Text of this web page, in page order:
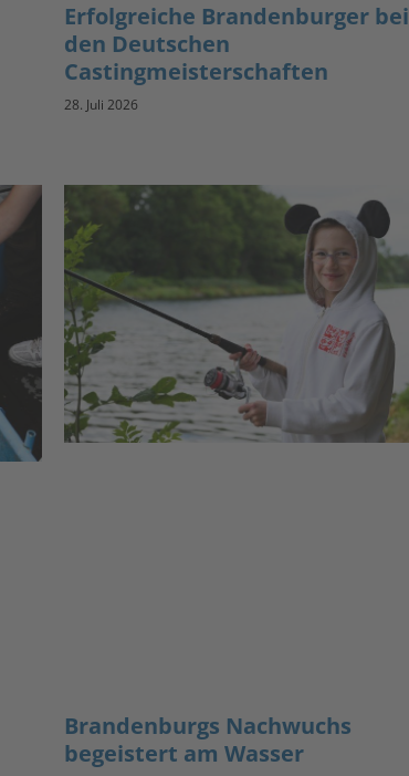
Erfolgreiche Brandenburger bei
den Deutschen
Castingmeisterschaften
28. Juli 2026
Brandenburgs Nachwuchs
begeistert am Wasser